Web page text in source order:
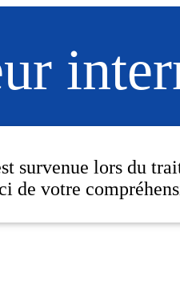
survenue lors du
de votre